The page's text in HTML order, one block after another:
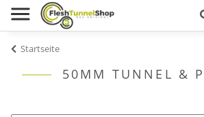
Startseite
50MM TUNNEL &